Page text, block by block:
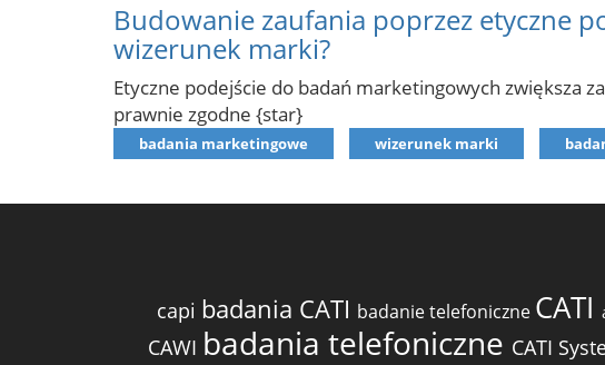
Budowanie zaufania poprzez etyczne
wizerunek marki?
Etyczne podejście do badań marketingowych zwiększa
prawnie zgodne {star}
badania marketingowe wizerunek marki
capi badania CATI badanie telefoniczne CATI
CAWI badania telefoniczne CATI